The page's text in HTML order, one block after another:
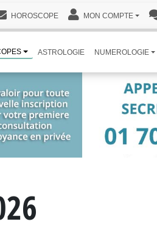
HOROSCOPE MON COMPTE
ASTROLOGIE NUMEROLOGIE